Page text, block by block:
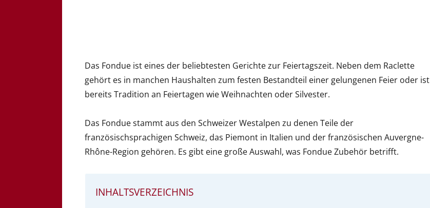
Das Fondue ist eines der beliebtesten Gerichte zur Feiertagszeit. Neben dem Raclette
gehört es in manchen Haushalten zum festen Bestandteil einer gelungenen Feier oder ist
bereits Tradition an Feiertagen wie Weihnachten oder Silvester.
Das Fondue stammt aus den Schweizer Westalpen zu denen Teile der
französischsprachigen Schweiz, das Piemont in Italien und der französischen Auvergne-
Rhône-Region gehören. Es gibt eine große Auswahl, was Fondue Zubehör betrifft.
INHALTSVERZEICHNIS